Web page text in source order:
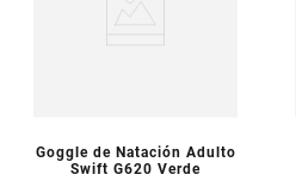
VISTA PREVIA
Goggle de Natación Adulto
Swift G620 Verde